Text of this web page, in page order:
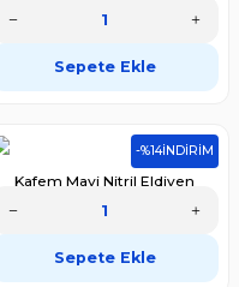
Pudrasız (M) 100 Lü
240,99 TL
Sepete Ekle
-%14İNDİRİM
Kafem Mavi Nitril Eldiven
Pudrasız (M) 100 Lü X 20 Paket
4.786,76 TL
Sepete Ekle